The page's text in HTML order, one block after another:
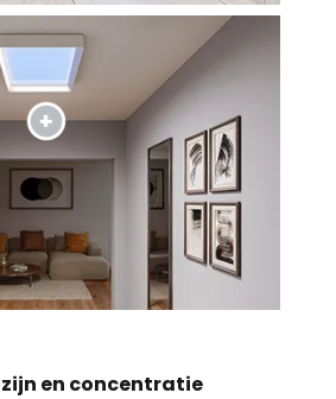
en concentratie